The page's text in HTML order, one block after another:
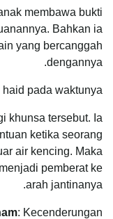
membawa bukti
Bahkan ia
yang bercanggah
dengannya.
pada waktunya.
khunsa tersebut. Ia
ketika seorang
air kencing. Maka
pemberat ke
arah jantinanya.
: Kecenderungan